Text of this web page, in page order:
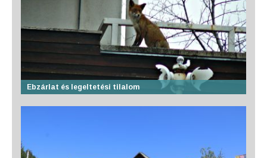
Ebzárlat és legeltetési tilalom